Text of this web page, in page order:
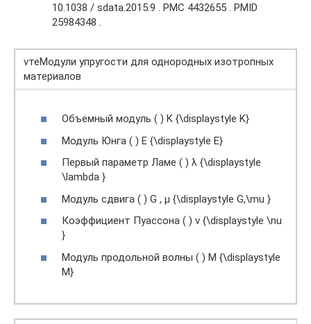
10.1038 / sdata.2015.9 . PMC 4432655 . PMID
25984348 .
vтеМодули упругости для однородных изотропных
материалов
Объемный модуль ( ) K {\displaystyle K}
Модуль Юнга ( ) E {\displaystyle E}
Первый параметр Ламе ( ) λ {\displaystyle
\lambda }
Модуль сдвига ( ) G , μ {\displaystyle G,\mu }
Коэффициент Пуассона ( ) ν {\displaystyle \nu
}
Модуль продольной волны ( ) M {\displaystyle
M}